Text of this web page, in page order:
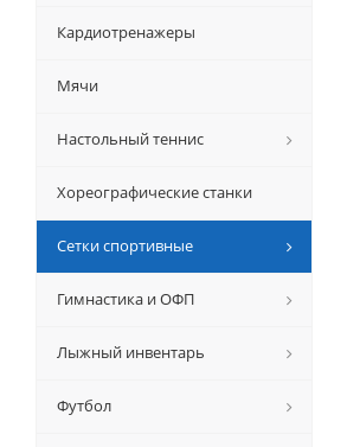
Кардиотренажеры
Мячи
Настольный теннис
Хореографические станки
Сетки спортивные
Гимнастика и ОФП
Лыжный инвентарь
Футбол